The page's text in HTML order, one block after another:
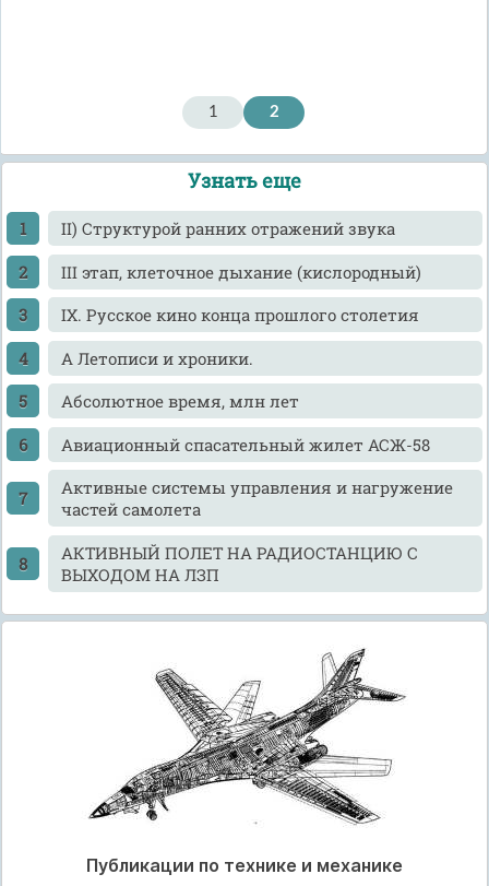
1 2
Узнать еще
II) Структурой ранних отражений звука
III этап, клеточное дыхание (кислородный)
IX. Русское кино конца прошлого столетия
А Летописи и хроники.
Абсолютное время, млн лет
Авиационный спасательный жилет АСЖ-58
Активные системы управления и нагружение
частей самолета
АКТИВНЫЙ ПОЛЕТ НА РАДИОСТАНЦИЮ С
ВЫХОДОМ НА ЛЗП
Публикации по технике и механике